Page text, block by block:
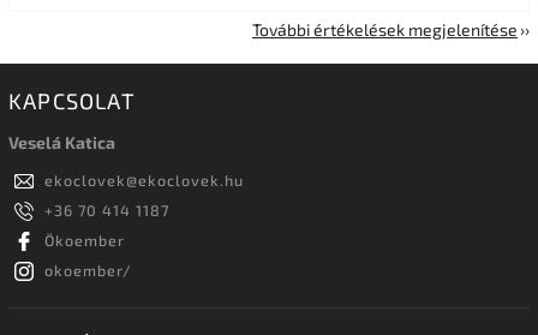
További értékelések megjelenítése
KAPCSOLAT
Veselá Katica
ekoclovek@ekoclovek.hu
+36 70 414 1187
Ökoember
okoember/